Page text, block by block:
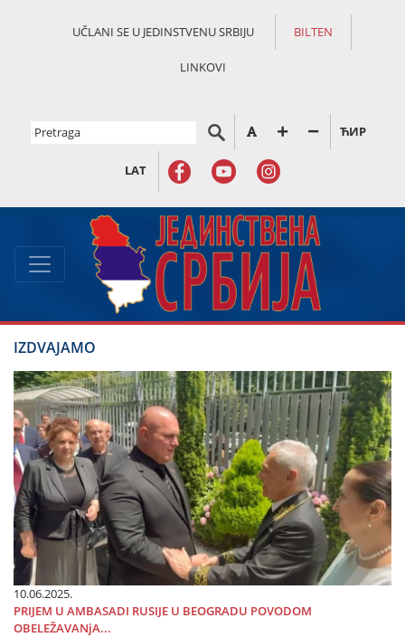
UČLANI SE U JEDINSTVENU SRBIJU BILTEN
LINKOVI
ЋИР
LAT
IZDVAJAMO
10.06.2025.
PRIЈEM U AMBASADI RUSIЈE U BEOGRADU POVODOM
OBELEŽAVANjA...